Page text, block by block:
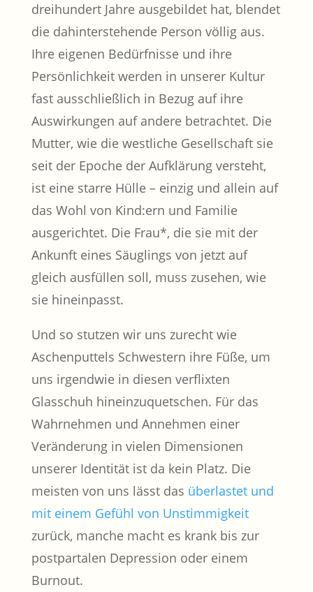
dreihundert Jahre ausgebildet hat, blendet
die dahinterstehende Person völlig aus.
Ihre eigenen Bedürfnisse und ihre
Persönlichkeit werden in unserer Kultur
fast ausschließlich in Bezug auf ihre
Auswirkungen auf andere betrachtet. Die
Mutter, wie die westliche Gesellschaft sie
seit der Epoche der Aufklärung versteht,
ist eine starre Hülle – einzig und allein auf
das Wohl von Kind:ern und Familie
ausgerichtet. Die Frau*, die sie mit der
Ankunft eines Säuglings von jetzt auf
gleich ausfüllen soll, muss zusehen, wie
sie hineinpasst.
Und so stutzen wir uns zurecht wie
Aschenputtels Schwestern ihre Füße, um
uns irgendwie in diesen verflixten
Glasschuh hineinzuquetschen. Für das
Wahrnehmen und Annehmen einer
Veränderung in vielen Dimensionen
unserer Identität ist da kein Platz. Die
meisten von uns lässt das überlastet und
mit einem Gefühl von Unstimmigkeit
zurück, manche macht es krank bis zur
postpartalen Depression oder einem
Burnout.